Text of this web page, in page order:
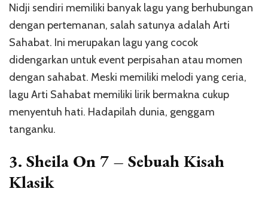
Nidji sendiri memiliki banyak lagu yang berhubungan
dengan pertemanan, salah satunya adalah Arti
Sahabat. Ini merupakan lagu yang cocok
didengarkan untuk event perpisahan atau momen
dengan sahabat. Meski memiliki melodi yang ceria,
lagu Arti Sahabat memiliki lirik bermakna cukup
menyentuh hati. Hadapilah dunia, genggam
tanganku.
3. Sheila On 7 – Sebuah Kisah
Klasik